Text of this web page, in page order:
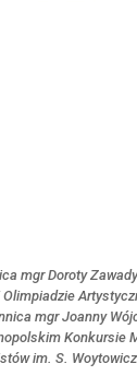
mgr Doroty
mgr Joanny
Konkursie
im. S.